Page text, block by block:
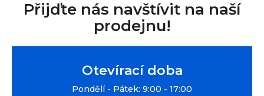
Přijďte nás navštívit na naší
prodejnu!
Otevírací doba
Pondělí - Pátek: 9:00 - 17:00